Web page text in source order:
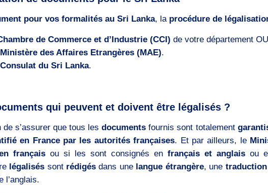
pour vos formalités au Sri Lanka, la procédure de
de Commerce et d’Industrie (CCI) de votre département
Ministère des Affaires Etrangères (MAE).
Consulat du Sri Lanka.
qui peuvent et doivent être légalisés ?
s’assurer que tous lesdocuments fournis sont totalement
en France par les autorités françaises. Et par ailleurs, le
françaisou si les sont consignés en français et anglais ou
légalisés sont rédigés dans une langue étrangère, une
l’anglais.